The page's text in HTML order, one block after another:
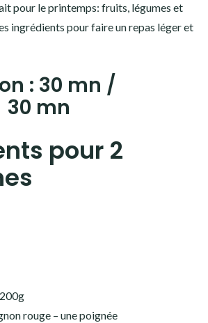
pour le printemps: fruits, légumes et
ingrédients pour faire un repas léger et
: 30 mn /
30 mn
pour 2
rouge – une poignée